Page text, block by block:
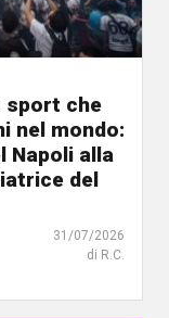
sport che
nel mondo:
Napoli alla
del
31/07/2026
di R.C.